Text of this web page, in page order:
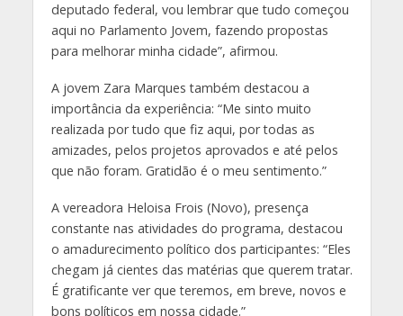
deputado federal, vou lembrar que tudo começou
aqui no Parlamento Jovem, fazendo propostas
para melhorar minha cidade”, afirmou.
A jovem Zara Marques também destacou a
importância da experiência: “Me sinto muito
realizada por tudo que fiz aqui, por todas as
amizades, pelos projetos aprovados e até pelos
que não foram. Gratidão é o meu sentimento.”
A vereadora Heloisa Frois (Novo), presença
constante nas atividades do programa, destacou
o amadurecimento político dos participantes: “Eles
chegam já cientes das matérias que querem tratar.
É gratificante ver que teremos, em breve, novos e
bons políticos em nossa cidade.”